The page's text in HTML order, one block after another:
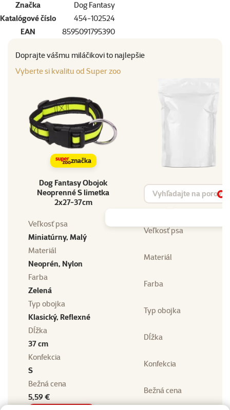
Značka
Dog Fantasy
Katalógové číslo
454-102524
EAN
8595091795390
Doprajte vášmu miláčikovi to najlepšie
Vyberte si kvalitu od Super zoo
značka
Dog Fantasy Obojok
Neoprenné S limetka
2x27-37cm
Vyhľadávanie produktu
Veľkosť psa
Miniatúrny, Malý
Veľkosť psa
Materiál
Neoprén, Nylon
Materiál
Farba
Zelená
Farba
Typ obojka
Klasický, Reflexné
Typ obojka
Dĺžka
37 cm
Dĺžka
Konfekcia
S
Konfekcia
Bežná cena
5,59 €
Bežná cena